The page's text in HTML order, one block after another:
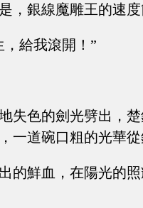
，銀線魔雕王的速
，給我滾開！”
失色的劍光劈出，
一道碗口粗的光華
的鮮血，在陽光的